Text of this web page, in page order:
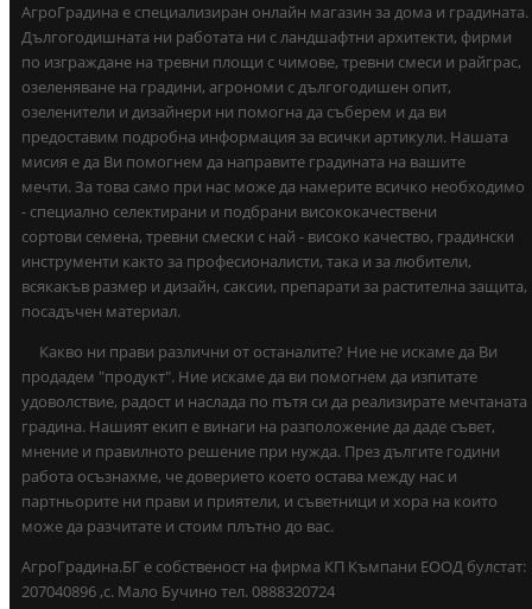
АгроГрадина е специализиран онлайн магазин за дома и градината.
Дългогодишната ни работата ни с ландшафтни архитекти, фирми
по изграждане на тревни площи с чимове, тревни смеси и райграс,
озеленяване на градини, агрономи с дългогодишен опит,
озеленители и дизайнери ни помогна да съберем и да ви
предоставим подробна информация за всички артикули. Нашата
мисия е да Ви помогнем да направите градината на вашите
мечти. За това само при нас може да намерите всичко необходимо
- специално селектирани и подбрани висококачествени
сортови семена, тревни смески с най - високо качество, градински
инструменти както за професионалисти, така и за любители,
всякакъв размер и дизайн, саксии, препарати за растителна защита,
посадъчен материал.
Какво ни прави различни от останалите? Ние не искаме да Ви
продадем "продукт". Ние искаме да ви помогнем да изпитате
удоволствие, радост и наслада по пътя си да реализирате мечтаната
градина. Нашият екип е винаги на разположение да даде съвет,
мнение и правилното решение при нужда. През дългите години
работа осъзнахме, че доверието което остава между нас и
партньорите ни прави и приятели, и съветници и хора на които
може да разчитате и стоим плътно до вас.
АгроГрадина.БГ е собственост на фирма КП Къмпани ЕООД булстат:
207040896 ,с. Мало Бучино тел. 0888320724